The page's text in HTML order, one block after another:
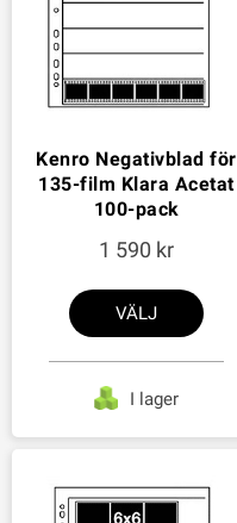
Kenro Negativblad för
135-film Klara Acetat
100-pack
1 590
VÄLJ
I lager